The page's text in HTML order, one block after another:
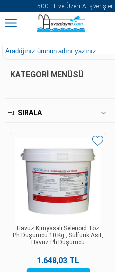
500 TL ve Üzeri
KATEGORI MENÜSÜ
SIRALA
Havuz Kimyasalı Selenoid Toz
Ph Düşürücü 10 Kg., Sülfürik Asit,
Havuz Ph Düşürücü
1.648,03 TL